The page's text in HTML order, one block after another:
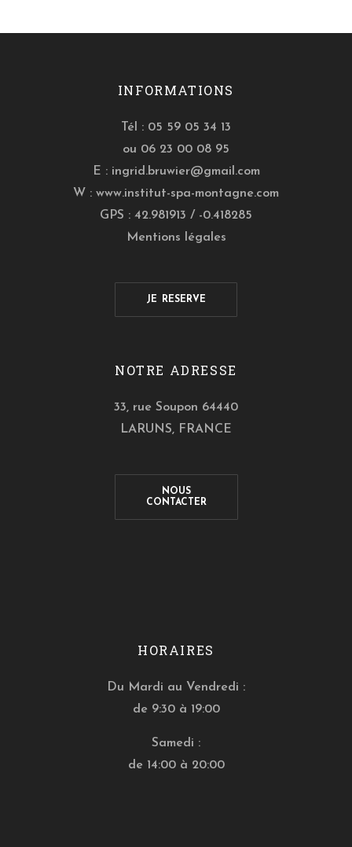
INFORMATIONS
Tél : 05 59 05 34 13
ou 06 23 00 08 95
E : ingrid.bruwier@gmail.com
W : www.institut-spa-montagne.com
GPS : 42.981913 / -0.418285
Mentions légales
JE RESERVE
NOTRE ADRESSE
33, rue Soupon 64440
LARUNS, FRANCE
NOUS
CONTACTER
HORAIRES
Du Mardi au Vendredi :
de 9:30 à 19:00
Samedi :
de 14:00 à 20:00